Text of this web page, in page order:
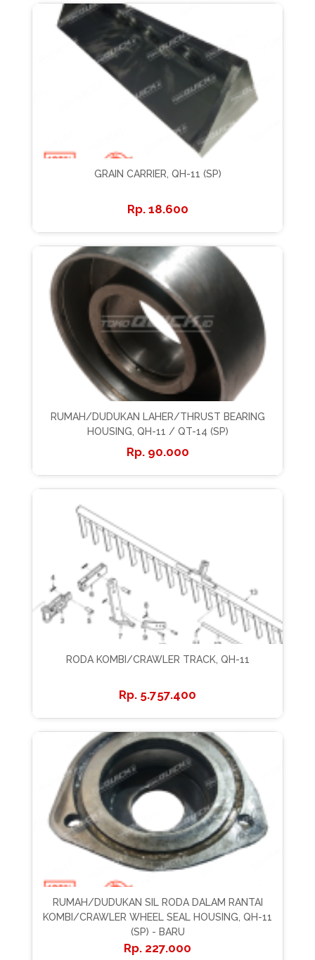
GRAIN CARRIER, QH-11 (SP)
18.600
RUMAH/DUDUKAN LAHER/THRUST BEARING
HOUSING, QH-11 / QT-14 (SP)
90.000
RODA KOMBI/CRAWLER TRACK, QH-11
5.757.400
RUMAH/DUDUKAN SIL RODA DALAM RANTAI
KOMBI/CRAWLER WHEEL SEAL HOUSING, QH-11
(SP) - BARU
227.000